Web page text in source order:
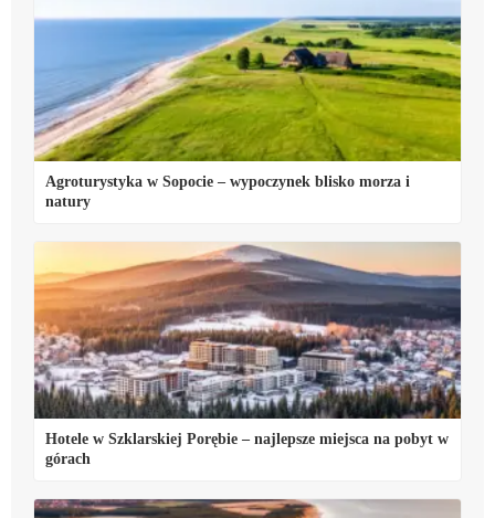
Agroturystyka w Sopocie – wypoczynek blisko morza i
natury
Hotele w Szklarskiej Porębie – najlepsze miejsca na pobyt w
górach